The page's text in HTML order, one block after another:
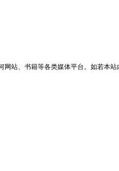
站、书籍等各类媒体平台。如若本